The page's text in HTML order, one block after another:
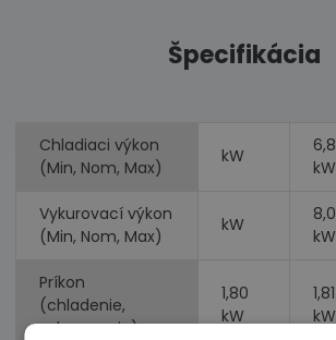
Špecifikácia
Chladiaci výkon
(Min, Nom, Max)
kW
6,8
kW
Vykurovací výkon
(Min, Nom, Max)
kW
8,0
kW
Príkon
(chladenie,
vykurovanie)
1,80
kW
1,81
kW